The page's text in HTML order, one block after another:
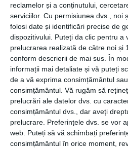
reclamelor și a conținutului,
serviciilor. Cu permisiunea dvs., noi
folosi date și identificări precise de
dispozitivului. Puteți da clic pentru a
prelucrarea realizată de către noi și
conform descrierii de mai sus. În
informații mai detaliate și vă puteți
de a vă exprima consimțământul
consimțământul. Vă rugăm să
prelucrări ale datelor dvs. cu
consimțământul dvs., dar aveți
prelucrare. Preferințele dvs. se vor
web. Puteți să vă schimbați
consimțământul în orice moment,
Cursurile de SEO te
cu pas, optimizarea şi